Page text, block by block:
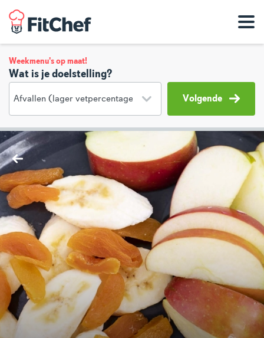
Weekmenu's op maat!
Wat is je doelstelling?
Volgende